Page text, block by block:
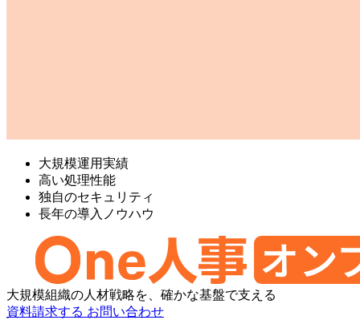
大規模運用実績
高い処理性能
独自のセキュリティ
長年の導入ノウハウ
One
人
大規模組織の人材戦略を、確かな基盤で支える
資料請求する お問い合わせ